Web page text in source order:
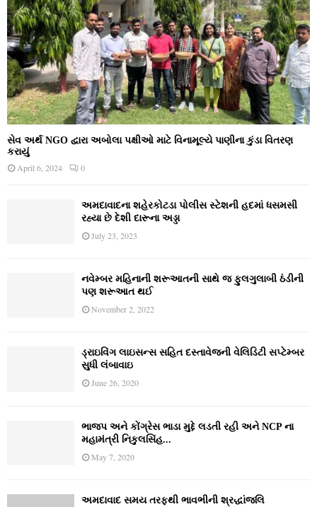
સેવ અર્થ NGO દ્વારા અબોલા પક્ષીઓ માટે વિનામૂલ્યે પાણીના કુંડા વિતરણ
કરાયું
April 6, 2024 0
અમદાવાદના શહેરકોટડા પોલીસ સ્ટેશની હદમાં ધસમસી
રહ્યા છે દેશી દારૂના અડ્ડા
July 23, 2023
નવેમ્‍બર મહિનાની શરૂઆતની સાથે જ ફુલગુલાબી ઠંડીની
પણ શરૂઆત થઈ
November 2, 2022
ડ્રાઇવિંગ લાઇસન્સ સહિત દસ્તાવેજની વેલિડિટી સપ્ટેમ્બર
સુધી લંબાવાઇ
June 26, 2020
ભાજપ અને કોંગ્રેસ ભાડા મુદ્દે લડતી રહી અને NCP ના
મહામંત્રી નિકુલસિંહ...
May 7, 2020
અમદાવાદ સમય તરફથી ભાવભીની શ્રદ્ધાંજલિ